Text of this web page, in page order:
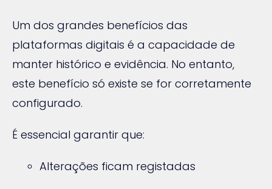
Um dos grandes benefícios das
plataformas digitais é a capacidade de
manter histórico e evidência. No entanto,
este benefício só existe se for corretamente
configurado.
É essencial garantir que:
Alterações ficam registadas